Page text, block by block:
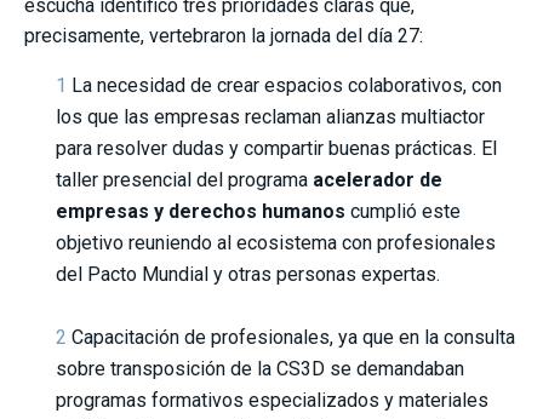
escucha identificó tres prioridades claras que,
precisamente, vertebraron la jornada del día 27:
La necesidad de crear espacios colaborativos, con
los que las empresas reclaman alianzas multiactor
para resolver dudas y compartir buenas prácticas. El
taller presencial del programa acelerador de
empresas y derechos humanos cumplió este
objetivo reuniendo al ecosistema con profesionales
del Pacto Mundial y otras personas expertas.
Capacitación de profesionales, ya que en la consulta
sobre transposición de la CS3D se demandaban
programas formativos especializados y materiales